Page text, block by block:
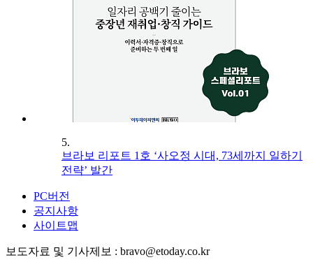
5.
브라보 리포트 1호 ‘사오정 시대, 73세까지 일하기
전략’ 발간
PC버전
공지사항
사이트맵
보도자료 및 기사제보 : bravo@etoday.co.kr